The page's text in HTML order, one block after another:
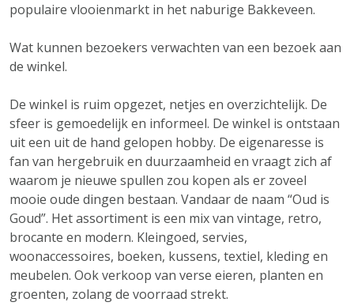
populaire vlooienmarkt in het naburige Bakkeveen.
Wat kunnen bezoekers verwachten van een bezoek aan
de winkel.
De winkel is ruim opgezet, netjes en overzichtelijk. De
sfeer is gemoedelijk en informeel. De winkel is ontstaan
uit een uit de hand gelopen hobby. De eigenaresse is
fan van hergebruik en duurzaamheid en vraagt zich af
waarom je nieuwe spullen zou kopen als er zoveel
mooie oude dingen bestaan. Vandaar de naam “Oud is
Goud”. Het assortiment is een mix van vintage, retro,
brocante en modern. Kleingoed, servies,
woonaccessoires, boeken, kussens, textiel, kleding en
meubelen. Ook verkoop van verse eieren, planten en
groenten, zolang de voorraad strekt.